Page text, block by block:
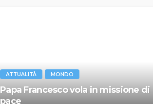
ATTUALITÀ MONDO
Papa Francesco vola in missione di
pace